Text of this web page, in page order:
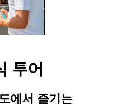
투어
에서 즐기는